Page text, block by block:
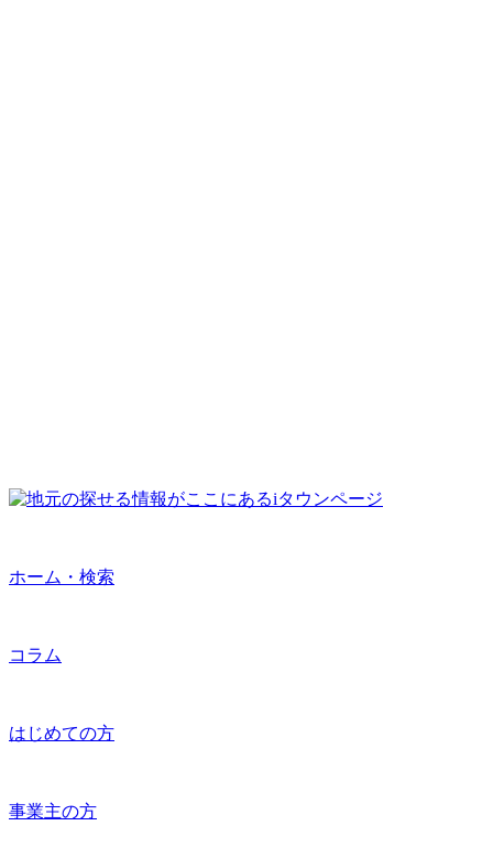
ホーム・検索
コラム
はじめての方
事業主の方